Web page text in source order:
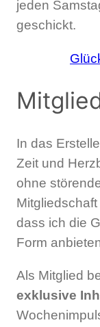
jeden
geschickt.
In das
Zeit und
ohne
dass ich die
Form
Als Mitglied
exklusive